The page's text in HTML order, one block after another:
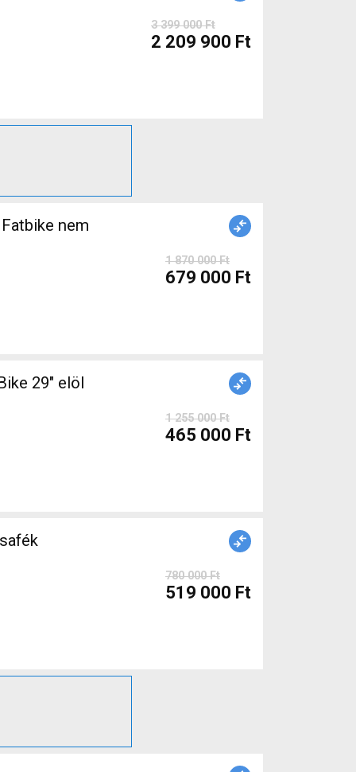
3 399 000 Ft
2 209 900 Ft
nem
1 870 000 Ft
679 000 Ft
29" elöl
1 255 000 Ft
465 000 Ft
780 000 Ft
519 000 Ft